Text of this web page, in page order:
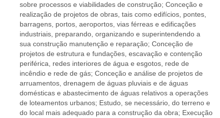
sobre processos e viabilidades de construção; Conceção e
realização de projetos de obras, tais como edifícios, pontes,
barragens, portos, aeroportos, vias férreas e edificações
industriais, preparando, organizando e superintendendo a
sua construção manutenção e reparação; Conceção de
projetos de estrutura e fundações, escavação e contenção
periférica, redes interiores de água e esgotos, rede de
incêndio e rede de gás; Conceção e análise de projetos de
arruamentos, drenagem de águas pluviais e de águas
domésticas e abastecimento de águas relativos a operações
de loteamentos urbanos; Estudo, se necessário, do terreno e
do local mais adequado para a construção da obra; Execução